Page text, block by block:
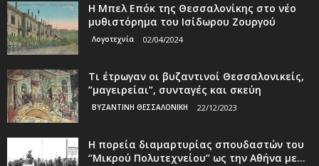
Η Μπελ Επόκ της Θεσσαλονίκης στο νέο
μυθιστόρημα του Ισίδωρου Ζουργού
Λογοτεχνία 02/04/2024
Τι έτρωγαν οι βυζαντινοί Θεσσαλονικείς,
”μαγειρείαι”, συνταγές και σκεύη
ΒΥΖΑΝΤΙΝΗ ΘΕΣΣΑΛΟΝΙΚΗ 22/12/2023
Η πορεία διαμαρτυρίας σπουδαστών του
‘’Μικρού Πολυτεχνείου’’ ως την Αθήνα με...